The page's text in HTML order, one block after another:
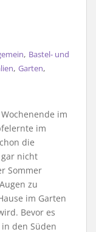
, Bastel- und
, Garten,
im
im
die
nicht
Sommer
zu
im Garten
Bevor es
den Süden